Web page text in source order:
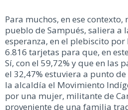
Para muchos, en ese
pueblo de Sampués, saliera a
esperanza, en el plebiscito
6.816 tarjetas para que, en
Sí, con el 59,72% y que en las
el 32,47% estuviera a punto
la alcaldía el Movimiento
por una mujer, militante de
proveniente de una familia